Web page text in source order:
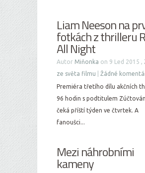
Liam Neeson na
fotkách z thrilleru
All Night
Autor Miňonka on 9 Led 2015 ,
ze světa filmu
Žádné
Premiéra třetího dílu akčních
96 hodin s podtitulem
čeká příští týden ve čtvrtek. A
fanoušci...
Mezi náhrobními
kameny